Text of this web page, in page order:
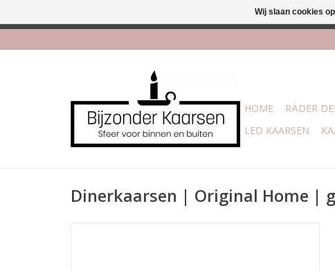
HOME RÄDER
LED KAARSEN
Dinerkaarsen | Original Home |
Wij slaan cookies
Afhalen is mogelijk bij Trotz